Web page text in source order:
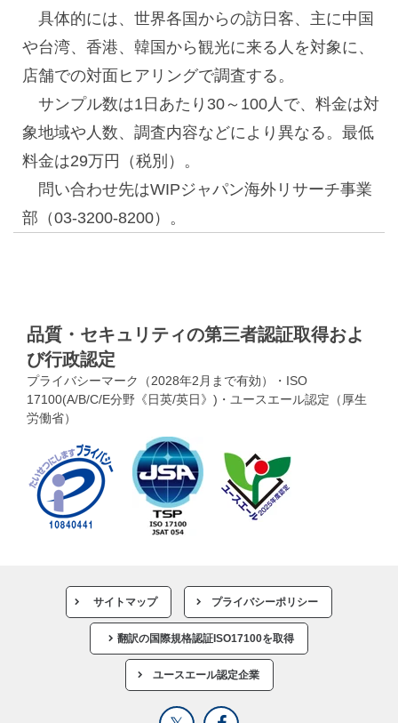
具体的には、世界各国からの訪日客、主に中国
や台湾、香港、韓国から観光に来る人を対象に、
店舗での対面ヒアリングで調査する。
サンプル数は1日あたり30～100人で、料金は対
象地域や人数、調査内容などにより異なる。最低
料金は29万円（税別）。
問い合わせ先はWIPジャパン海外リサーチ事業
部（03-3200-8200）。
品質・セキュリティの第三者認証取得およ
び行政認定
プライバシーマーク（2028年2月まで有効）・ISO
17100(A/B/C/E分野《日英/英日》)・ユースエール認定（厚生
労働省）
サイトマップ プライバシーポリシー
翻訳の国際規格認証ISO17100を取得
ユースエール認定企業